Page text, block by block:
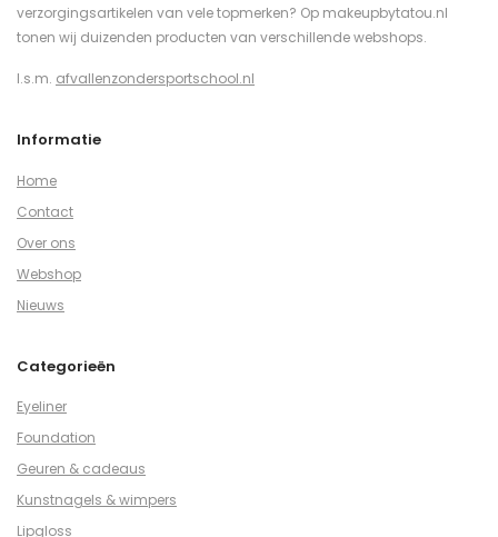
verzorgingsartikelen van vele topmerken? Op makeupbytatou.nl
tonen wij duizenden producten van verschillende webshops.
I.s.m. afvallenzondersportschool.nl
Informatie
Home
Contact
Over ons
Webshop
Nieuws
Categorieën
Eyeliner
Foundation
Geuren & cadeaus
Kunstnagels & wimpers
Lipgloss